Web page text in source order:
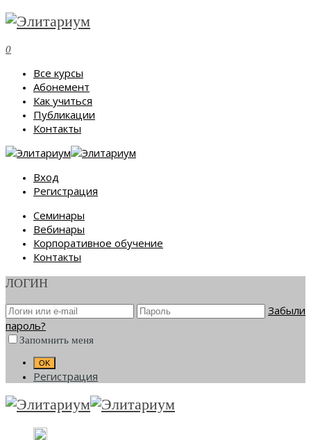
0
Все курсы
Абонемент
Как учиться
Публикации
Контакты
Вход
Регистрация
Семинары
Вебинары
Корпоративное обучение
Контакты
ЛОГИН
Забыли
пароль?
Запомнить меня
Регистрация